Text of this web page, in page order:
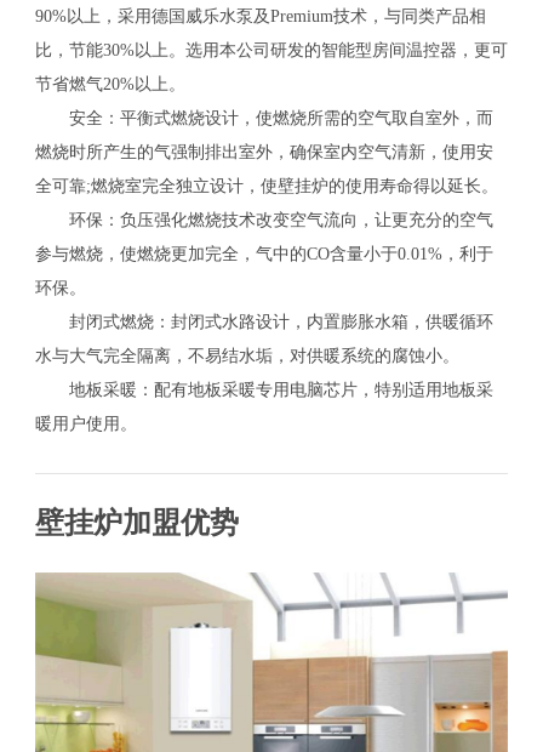
90%以上，采用德国威乐水泵及Premium技术，与同类产品相
比，节能30%以上。选用本公司研发的智能型房间温控器，更可
节省燃气20%以上。
安全：平衡式燃烧设计，使燃烧所需的空气取自室外，而
燃烧时所产生的气强制排出室外，确保室内空气清新，使用安
全可靠;燃烧室完全独立设计，使壁挂炉的使用寿命得以延长。
环保：负压强化燃烧技术改变空气流向，让更充分的空气
参与燃烧，使燃烧更加完全，气中的CO含量小于0.01%，利于
环保。
封闭式燃烧：封闭式水路设计，内置膨胀水箱，供暖循环
水与大气完全隔离，不易结水垢，对供暖系统的腐蚀小。
地板采暖：配有地板采暖专用电脑芯片，特别适用地板采
暖用户使用。
壁挂炉加盟优势